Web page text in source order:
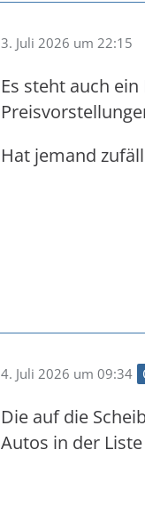
3. Juli 2026 um 22:15
Es steht auch
Hat jemand
4. Juli 2026 um 09:34
Die auf die
Autos in der